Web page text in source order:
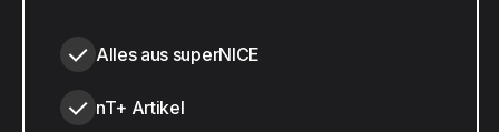
Alles aus superNICE
nT+ Artikel